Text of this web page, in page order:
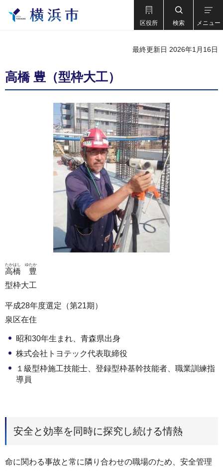
区役所 検索 メニュー
最終更新日 2026年1月16日
高橋 豊（型枠大工）
高橋 豊
たかはし ゆたか
型枠大工
平成28年度選定（第21期）
泉区在住
昭和30年生まれ、青森県出身
株式会社トヨテック代表取締役
１級型枠施工技能士、登録型枠基幹技能者、職業訓練指
導員
安全と効率を同時に探究し続ける情熱
命に関わる事故と常に隣り合わせの職場のため、安全管理